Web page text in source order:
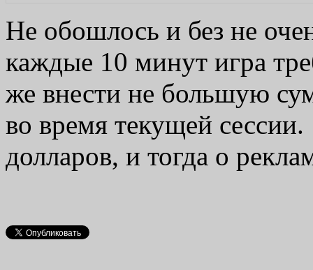
Не обошлось и без не
каждые 10 минут игра
же внести не большую
во время текущей
долларов, и тогда о